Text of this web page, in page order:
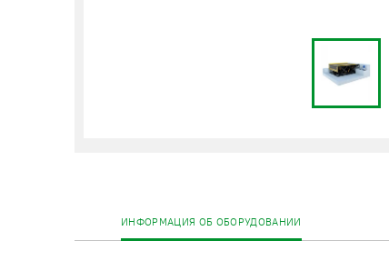
ИНФОРМАЦИЯ ОБ ОБОРУДОВАНИИ